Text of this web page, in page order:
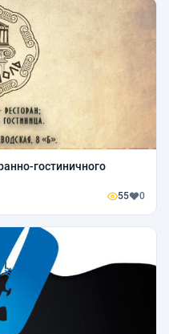
гостиничного
55 0